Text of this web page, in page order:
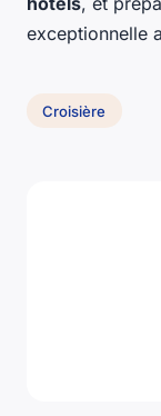
exceptionnelle
Croisière